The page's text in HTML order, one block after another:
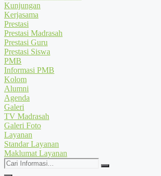
Kunjungan
Kerjasama
Prestasi
Prestasi Madrasah
Prestasi Guru
Prestasi Siswa
PMB
Informasi PMB
Kolom
Alumni
Agenda
Galeri
TV Madrasah
Galeri Foto
Layanan
Standar Layanan
Maklumat Layanan
Cari
Informasi...